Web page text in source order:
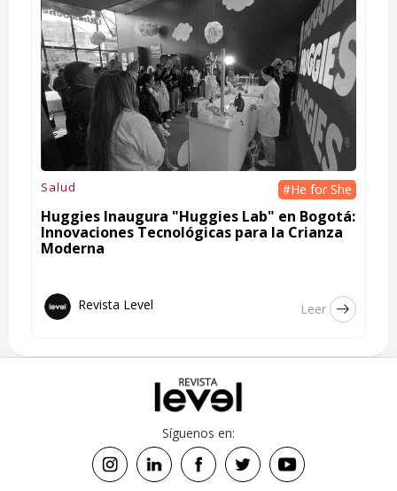
Salud #He for She
Huggies Inaugura "Huggies Lab" en Bogotá:
Innovaciones Tecnológicas para la Crianza
Moderna
Revista Level Leer
Síguenos en: